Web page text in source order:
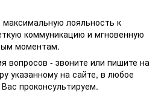
лояльность к
коммуникацию и мгновенную
моментам.
вопросов - звоните или пишите на
указанному на сайте, в любое
проконсультируем.